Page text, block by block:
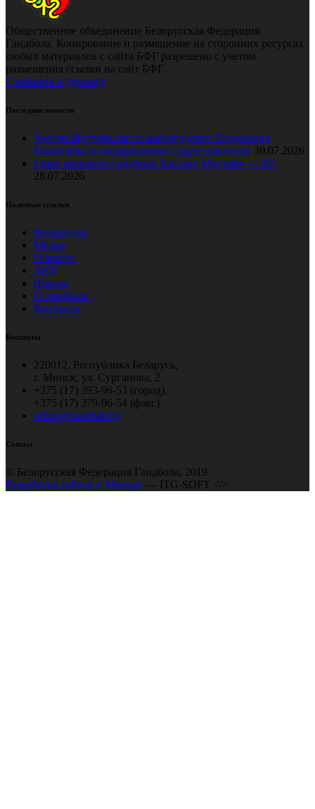
Общественное объединение Белорусская Федерация
Гандбола. Копирование и размещение на сторонних ресурсах
любых материалов с сайта БФГ разрешено с учетом
размещения ссылки на сайт БФГ.
Сообщить о допинге
Последние новости
Хассан Мустафа тепло поблагодарил Владимира
Коноплёва за поздравление с днем рождения 30.07.2026
Главе мирового гандбола Хассану Мустафе — 82!
28.07.2026
Полезные ссылки
Федерация
Медиа
Новости
ДЮГ
Школы
О гандболе
Контакты
Контакты
220012, Республика Беларусь,
г. Минск, ул. Сурганова, 2
+375 (17) 393-96-53 (город),
+375 (17) 379-96-54 (факс)
office@handball.by
Contact
© Белорусская Федерация Гандбола, 2019
Разработка сайтов в Минске — ITG-SOFT </>